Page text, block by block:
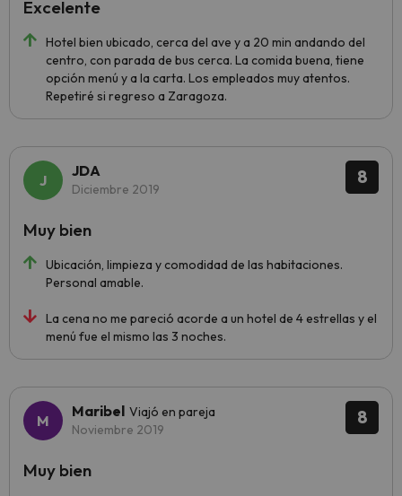
Hotel bien ubicado, cerca del ave y a 20 min andando del
centro, con parada de bus cerca. La comida buena, tiene
opción menú y a la carta. Los empleados muy atentos.
Repetiré si regreso a Zaragoza.
Excelente
8
JDA
Diciembre 2019
Ubicación, limpieza y comodidad de las habitaciones.
Personal amable.
La cena no me pareció acorde a un hotel de 4 estrellas y el
menú fue el mismo las 3 noches.
Muy bien
8
Maribel Viajó en pareja
Noviembre 2019
Muy bien